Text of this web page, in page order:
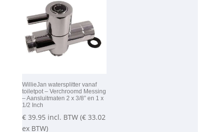
WillieJan watersplitter vanaf
toiletpot – Verchroomd Messing
– Aansluitmaten 2 x 3/8” en 1 x
1/2 Inch
€39.95 incl. BTW (€33.02
ex BTW)